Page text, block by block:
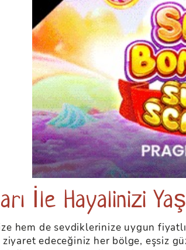
İle Hayalinizi
hem de sevdiklerinize uygun
ziyaret edeceğiniz her bölge, eşsiz